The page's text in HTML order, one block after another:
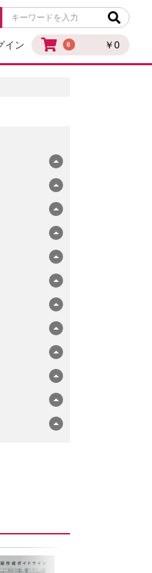
0 ￥0
イン